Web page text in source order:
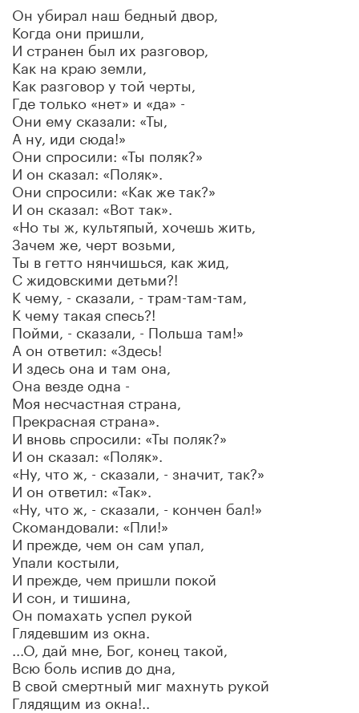
Он убирал наш бедный двор,
Когда они пришли,
И странен был их разговор,
Как на краю земли,
Как разговор у той черты,
Где только «нет» и «да» -
Они ему сказали: «Ты,
А ну, иди сюда!»
Они спросили: «Ты поляк?»
И он сказал: «Поляк».
Они спросили: «Как же так?»
И он сказал: «Вот так».
«Но ты ж, культяпый, хочешь жить,
Зачем же, черт возьми,
Ты в гетто нянчишься, как жид,
С жидовскими детьми?!
К чему, - сказали, - трам-там-там,
К чему такая спесь?!
Пойми, - сказали, - Польша там!»
А он ответил: «Здесь!
И здесь она и там она,
Она везде одна -
Моя несчастная страна,
Прекрасная страна».
И вновь спросили: «Ты поляк?»
И он сказал: «Поляк».
«Ну, что ж, - сказали, - значит, так?»
И он ответил: «Так».
«Ну, что ж, - сказали, - кончен бал!»
Скомандовали: «Пли!»
И прежде, чем он сам упал,
Упали костыли,
И прежде, чем пришли покой
И сон, и тишина,
Он помахать успел рукой
Глядевшим из окна.
...О, дай мне, Бог, конец такой,
Всю боль испив до дна,
В свой смертный миг махнуть рукой
Глядящим из окна!..